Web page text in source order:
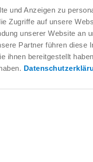
und Anzeigen zu
Zugriffe auf unsere
unserer Website an
Partner führen diese
ihnen bereitgestellt
operating